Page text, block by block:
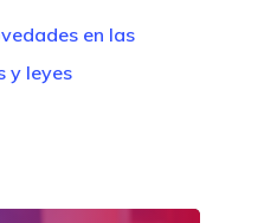
en las
y leyes